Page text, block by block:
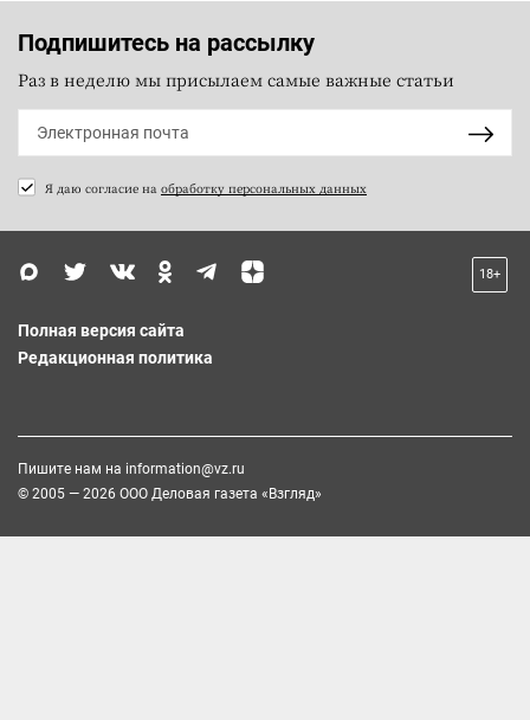
Подпишитесь на рассылку
Раз в неделю мы присылаем самые важные статьи
Я даю согласие на обработку персональных данных
18+
Полная версия сайта
Редакционная политика
Пишите нам на information@vz.ru
© 2005 — 2026 ООО Деловая газета «Взгляд»